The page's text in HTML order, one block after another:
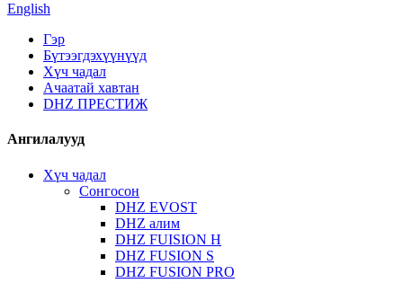
English
Гэр
Бүтээгдэхүүнүүд
Хүч чадал
Ачаатай хавтан
DHZ ПРЕСТИЖ
Ангилалууд
Хүч чадал
Сонгосон
DHZ EVOST
DHZ алим
DHZ FUISION H
DHZ FUSION S
DHZ FUSION PRO